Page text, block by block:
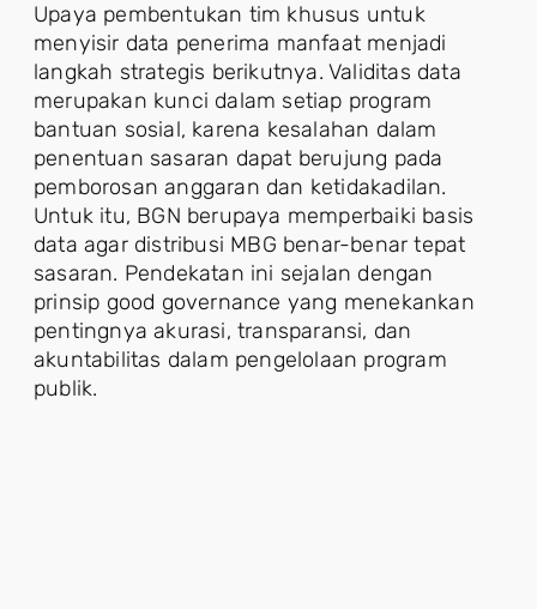
Upaya pembentukan tim khusus untuk
menyisir data penerima manfaat menjadi
langkah strategis berikutnya. Validitas data
merupakan kunci dalam setiap program
bantuan sosial, karena kesalahan dalam
penentuan sasaran dapat berujung pada
pemborosan anggaran dan ketidakadilan.
Untuk itu, BGN berupaya memperbaiki basis
data agar distribusi MBG benar-benar tepat
sasaran. Pendekatan ini sejalan dengan
prinsip good governance yang menekankan
pentingnya akurasi, transparansi, dan
akuntabilitas dalam pengelolaan program
publik.